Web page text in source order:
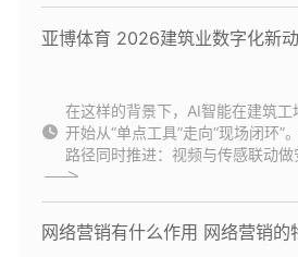
亚博体育 2026建筑业数字化新动
在这样的背景下，AI智能在建筑工
开始从“单点工具”走向“现场闭环”
路径同时推进：视频与传感联动
网络营销有什么作用 网络营销的